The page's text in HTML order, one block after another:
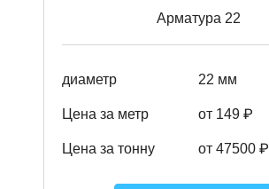
Арматура 22
диаметр 22 мм
Цена за метр от 149 ₽
Цена за тонну от 47500 ₽